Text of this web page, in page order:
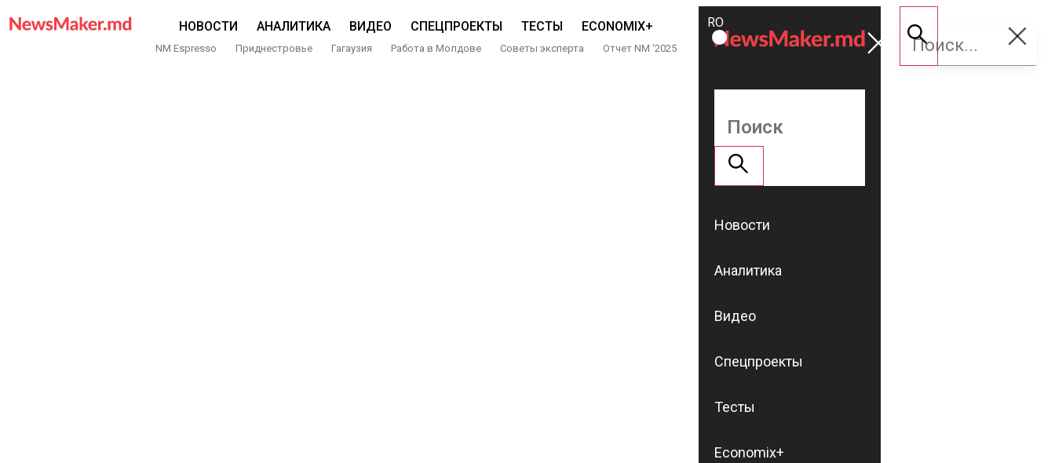
НОВОСТИ АНАЛИТИКА ВИДЕО СПЕЦПРОЕКТЫ ТЕСТЫ ECONOMIX+
NM Espresso Приднестровье Гагаузия Работа в Молдове Советы эксперта Отчет NM ‘2025
ROMÂNĂ
RU
Поддержать
NM
Новости
Аналитика
Видео
Спецпроекты
Тесты
Economix+